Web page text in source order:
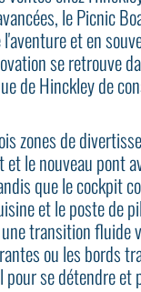
le Picnic
et en
se retrouve
de Hinckley de
zones de
le nouveau pont
que le cockpit
et le poste de
transition fluide
ou les bords
se détendre et